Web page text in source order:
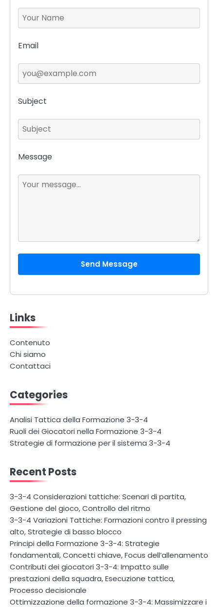
Email
Subject
Message
Send Message
Links
Contenuto
Chi siamo
Contattaci
Categories
Analisi Tattica della Formazione 3-3-4
Ruoli dei Giocatori nella Formazione 3-3-4
Strategie di formazione per il sistema 3-3-4
Recent Posts
3-3-4 Considerazioni tattiche: Scenari di partita,
Gestione del gioco, Controllo del ritmo
3-3-4 Variazioni Tattiche: Formazioni contro il pressing
alto, Strategie di basso blocco
Principi della Formazione 3-3-4: Strategie
fondamentali, Concetti chiave, Focus dell’allenamento
Contributi dei giocatori 3-3-4: Impatto sulle
prestazioni della squadra, Esecuzione tattica,
Processo decisionale
Ottimizzazione della formazione 3-3-4: Massimizzare i